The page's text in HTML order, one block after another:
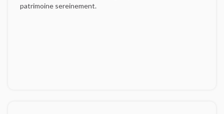
patrimoine sereinement.